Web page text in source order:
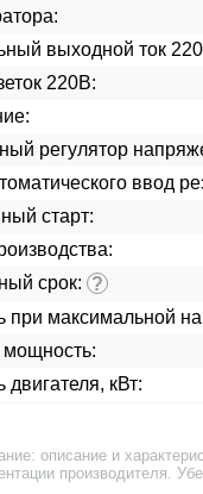
выходной ток
220В:
регулятор
ввод
старт:
срок: ?
при максимальной
мощность:
кВт:
описание и
производителя.